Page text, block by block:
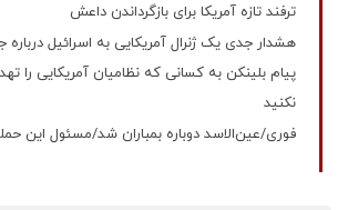
ترفند تازه آمریکا برای بازگرداندن داعش
هشدار جدی یک ژنرال آمریکایی به اسرائیل
پیام بلینکن به کسانی که نظامیان آمریکایی را
نکنید
فوری/عین‌الاسد دوباره بمباران شد/مسئول این